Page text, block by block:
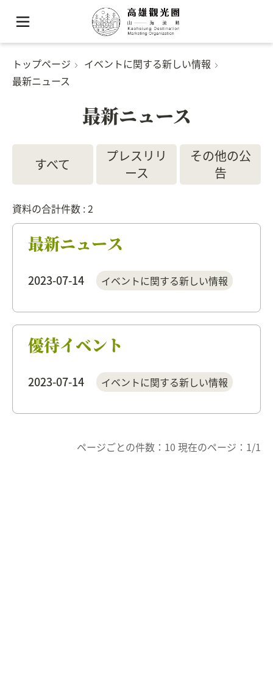
トップページ
イベントに関する新しい情報
最新ニュース
最新ニュース
すべて
プレスリリ
ース
その他の公
告
資料の合計件数 : 2
最新ニュース
2023-07-14 イベントに関する新しい情報
優待イベント
2023-07-14 イベントに関する新しい情報
ページごとの件数：10 現在のページ：1/1